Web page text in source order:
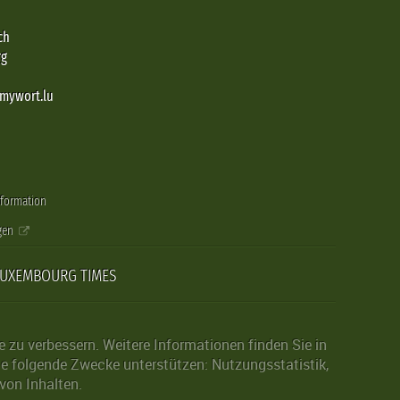
TIMES
verbessern. Weitere Informationen finden Sie in
folgende Zwecke unterstützen: Nutzungsstatistik,
Inhalten.